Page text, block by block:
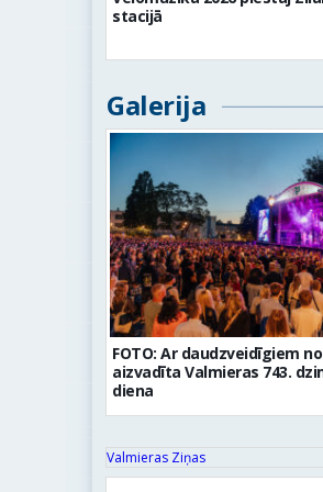
stacijā
Galerija
FOTO: Ar daudzveidīgiem
aizvadīta Valmieras 743.
diena
Valmieras Ziņas